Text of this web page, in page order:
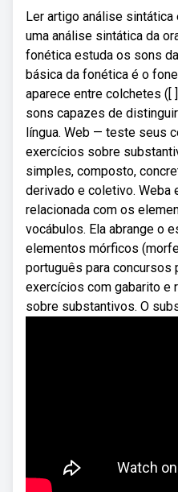
Ler artigo análise
uma análise sintática da
fonética estuda os sons
básica da fonética é o
aparece entre colchetes ([
sons capazes de
língua. Web — teste seus
exercícios sobre
simples, composto,
derivado e coletivo. Weba
relacionada com os
vocábulos. Ela abrange o
elementos mórficos
português para
exercícios com gabarito e
sobre substantivos. O